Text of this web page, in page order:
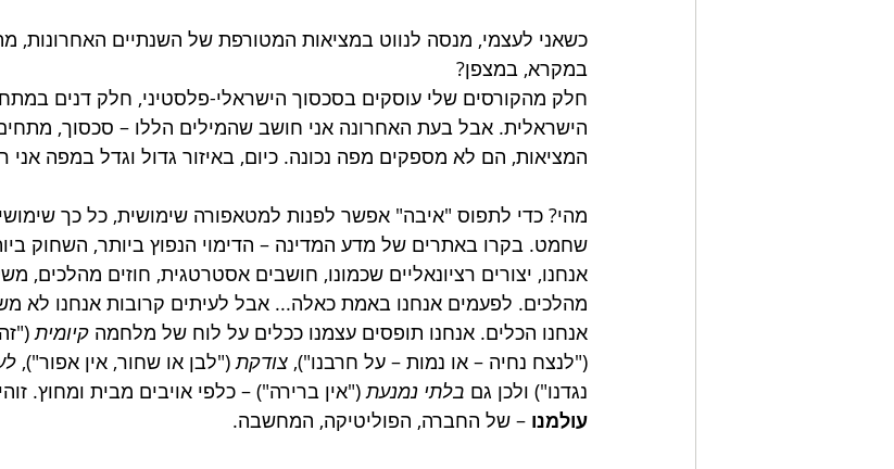
כשאני לעצמי, מנסה לנווט במציאות המטורפת של השנתיים האחרונות,
במקרא, במצפן?
חלק מהקורסים שלי עוסקים בסכסוך הישראלי-פלסטיני, חלק דנים
הישראלית. אבל בעת האחרונה אני חושב שהמילים הללו – סכסוך,
המציאות, הם לא מספקים מפה נכונה. כיום, באיזור גדול וגדל במפה אני
מהי? כדי לתפוס "איבה" אפשר לפנות למטאפורה שימושית, כל כך
שחמט. בקרו באתרים של מדע המדינה – הדימוי הנפוץ ביותר, השחוק
אנחנו, יצורים רציונאליים שכמונו, חושבים אסטרטגית, חוזים מהלכים,
מהלכים. לפעמים אנחנו באמת כאלה... אבל לעיתים קרובות אנחנו לא
אנחנו הכלים. אנחנו תופסים עצמנו ככלים על לוח של מלחמה קיומית
("לנצח נחיה – או נמות – על חרבנו"), צודקת ("לבן או שחור, אין אפור"),
נגדנו") ולכן גם בלתי נמנעת ("אין ברירה") – כלפי אויבים מבית ומחוץ. זוהי
עולמנו – של החברה, הפוליטיקה, המחשבה.